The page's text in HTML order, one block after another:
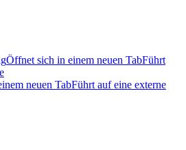
Öffnet sich in einem neuen TabFührt
neuen TabFührt auf eine externe